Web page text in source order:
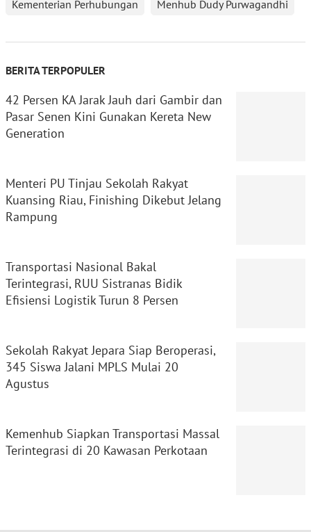
Kementerian Perhubungan
Menhub Dudy Purwagandhi
BERITA TERPOPULER
42 Persen KA Jarak Jauh dari Gambir dan
Pasar Senen Kini Gunakan Kereta New
Generation
Menteri PU Tinjau Sekolah Rakyat
Kuansing Riau, Finishing Dikebut Jelang
Rampung
Transportasi Nasional Bakal
Terintegrasi, RUU Sistranas Bidik
Efisiensi Logistik Turun 8 Persen
Sekolah Rakyat Jepara Siap Beroperasi,
345 Siswa Jalani MPLS Mulai 20
Agustus
Kemenhub Siapkan Transportasi Massal
Terintegrasi di 20 Kawasan Perkotaan